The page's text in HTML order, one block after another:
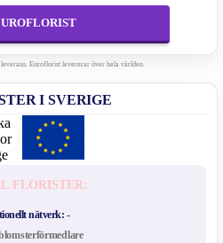
Euroflorist levererar över hela världen.
I SVERIGE
FLORISTER:
nätverk: -